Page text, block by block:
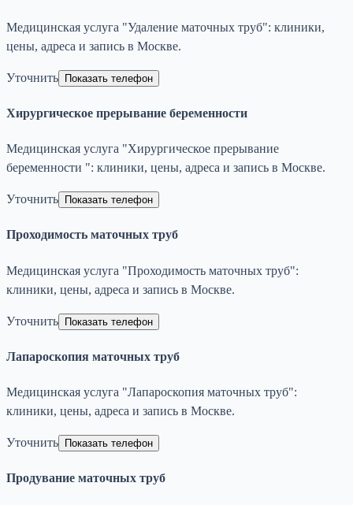
Медицинская услуга "Удаление маточных труб": клиники,
цены, адреса и запись в Москве.
Уточнить Показать телефон
Хирургическое прерывание беременности
Медицинская услуга "Хирургическое прерывание
беременности ": клиники, цены, адреса и запись в Москве.
Уточнить Показать телефон
Проходимость маточных труб
Медицинская услуга "Проходимость маточных труб":
клиники, цены, адреса и запись в Москве.
Уточнить Показать телефон
Лапароскопия маточных труб
Медицинская услуга "Лапароскопия маточных труб":
клиники, цены, адреса и запись в Москве.
Уточнить Показать телефон
Продувание маточных труб